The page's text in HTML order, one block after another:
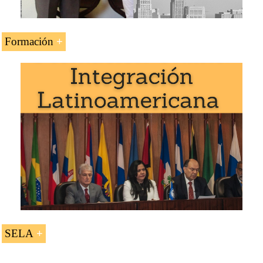
Formación
Sistema Económico Latinoamericano y
del Caribe (SELA) » se estudia en los siguientes
programas de EENI Global Business School:
Maestría en Negocios Internacionales
,Comercio Exterior
SELA